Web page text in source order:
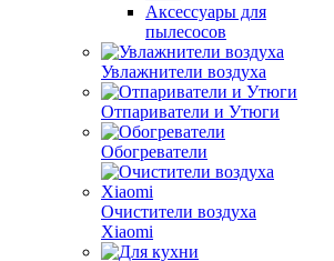
Аксессуары для
пылесосов
Увлажнители воздуха
Отпариватели и Утюги
Обогреватели
Очистители воздуха
Xiaomi